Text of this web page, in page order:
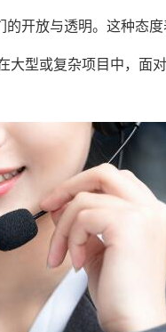
开放与透明。这种态
大型或复杂项目中，面